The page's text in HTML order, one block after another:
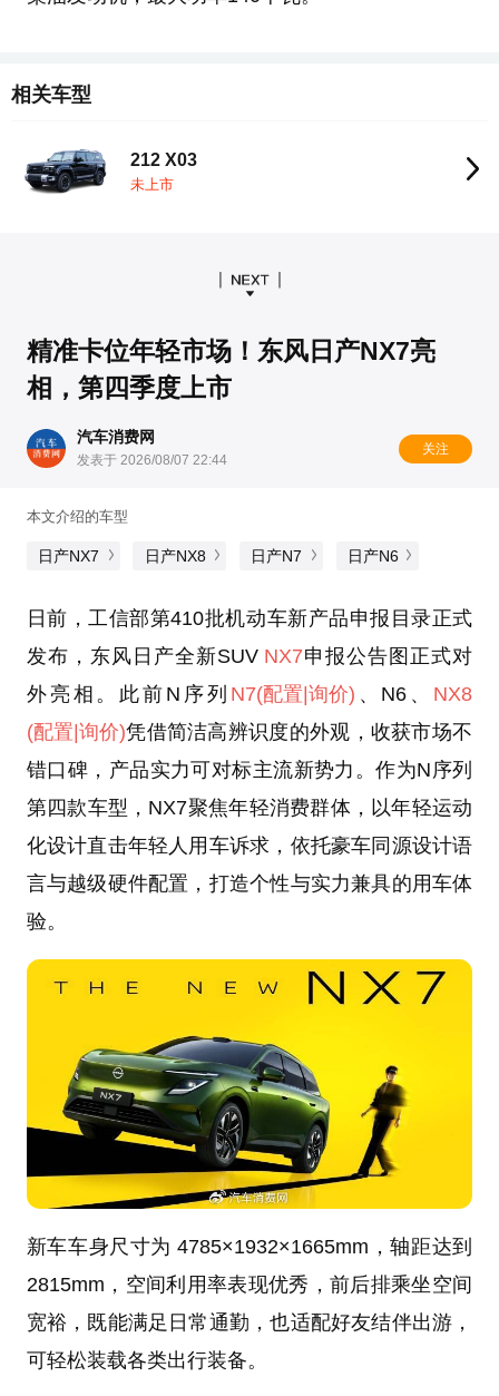
相关车型
212 X03
未上市
精准卡位年轻市场！东风日产NX7亮
相，第四季度上市
汽车消费网
发表于 2026/08/07 22:44
关注
本文介绍的车型
日产NX7 日产NX8 日产N7 日产N6
日前，工信部第410批机动车新产品申报目录正式
发布，东风日产全新SUV NX7申报公告图正式对
外亮相。此前N序列 N7(配置|询价) 、N6、 NX8
(配置|询价)凭借简洁高辨识度的外观，收获市场不
错口碑，产品实力可对标主流新势力。作为N序列
第四款车型，NX7聚焦年轻消费群体，以年轻运动
化设计直击年轻人用车诉求，依托豪车同源设计语
言与越级硬件配置，打造个性与实力兼具的用车体
验。
新车车身尺寸为 4785×1932×1665mm，轴距达到
2815mm，空间利用率表现优秀，前后排乘坐空间
宽裕，既能满足日常通勤，也适配好友结伴出游，
可轻松装载各类出行装备。